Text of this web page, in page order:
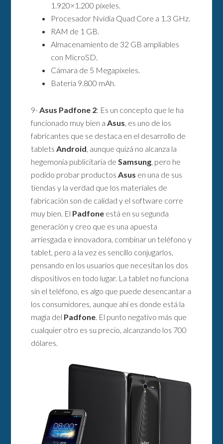
1.920×1.200 píxeles.
Procesador Nvidia Quad Core a 1.3 GHz.
RAM de 1 GB.
Almacenamiento de 32 GB ampliables
con MicroSD.
Cámara de 5 Megapíxeles.
Batería 9.800 mAh.
9-Asus Padfone 2: Es un concepto que le ha
funcionado muy bien aAsus, es uno de los
fabricantes que se destaca en el desarrollo de
tabletsAndroid, aunque quizá no alcanza la
hegemonía publicitaria deSamsung, pero he
podido probar productosAsus en una de sus
tiendas y la verdad que los materiales de
fabricación son de calidad y el software corre
muy bien. El Padfone está en su segunda
generación y creo que es una apuesta
arriesgada e innovadora, combinar un teléfono y
tablet, pero a la vez es sencillo conjugarlos,
pensando en los usuarios que necesitan los dos
dispositivos en todo lugar. La tablet no funciona
sin el teléfono, es algo que puede desencantar a
los consumidores, aunque ahí es donde está la
magia del Padfone. El punto negativo más que
cualquier otro es su precio, alcanzando los 700
dólares.